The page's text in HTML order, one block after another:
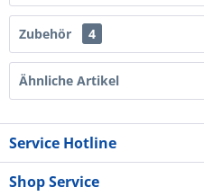
Zubehör 4
Ähnliche Artikel
Service Hotline
Shop Service